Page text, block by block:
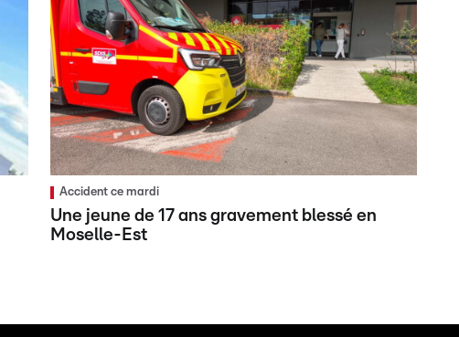
Accident ce mardi
Une jeune de 17 ans gravement blessé en
Moselle-Est